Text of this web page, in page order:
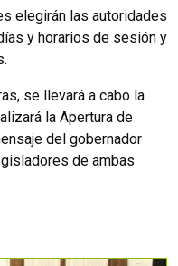
elegirán las autoridades
y horarios de sesión y
se llevará a cabo la
la Apertura de
del gobernador
de ambas